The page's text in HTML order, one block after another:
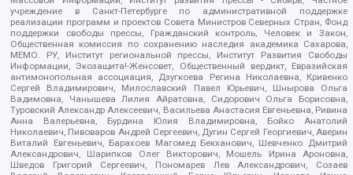
учреждение в Санкт-Петербурге по административной поддержке
реализации программ и проектов Совета Министров Северных Стран, Фонд
поддержки свободы прессы, Гражданский контроль, Человек и Закон,
Общественная комиссия по сохранению наследия академика Сахарова,
МЕМО. РУ, Институт региональной прессы, Институт Развития Свободы
Информации, Экозащита!-Женсовет, Общественный вердикт, Евразийская
антимонопольная ассоциация, Дзугкоева Регина Николаевна, Кривенко
Сергей Владимирович, Милославский Павел Юрьевич, Шнырова Ольга
Вадимовна, Чанышева Лилия Айратовна, Сидорович Ольга Борисовна,
Туровский Александр Алексеевич, Васильева Анастасия Евгеньевна, Ривина
Анна Валерьевна, Бурдина Юлия Владимировна, Бойко Анатолий
Николаевич, Пивоваров Андрей Сергеевич, Дугин Сергей Георгиевич, Аверин
Виталий Евгеньевич, Барахоев Магомед Бекханович, Шевченко Дмитрий
Александрович, Шарипков Олег Викторович, Мошель Ирина Ароновна,
Шведов Григорий Сергеевич, Пономарев Лев Александрович, Созаев